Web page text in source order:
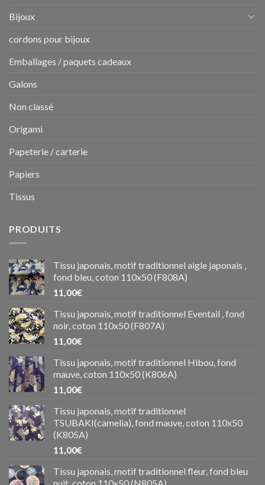
Bijoux
cordons pour bijoux
Emballages / paquets cadeaux
Galons
Non classé
Origami
Papeterie / carterie
Papiers
Tissus
PRODUITS
Tissu japonais, motif traditionnel aigle japonais ,
fond bleu, coton 110x50 (F808A)
11,00€
Tissu japonais, motif traditionnel Eventail , fond
noir, coton 110x50 (F807A)
11,00€
Tissu japonais, motif traditionnel Hibou, fond
mauve, coton 110x50 (K806A)
11,00€
Tissu japonais, motif traditionnel
TSUBAKI(camelia), fond mauve, coton 110x50
(K805A)
11,00€
Tissu japonais, motif traditionnel fleur, fond bleu